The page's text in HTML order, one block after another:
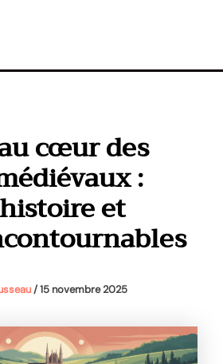
cœur des
:
et
/15 novembre 2025